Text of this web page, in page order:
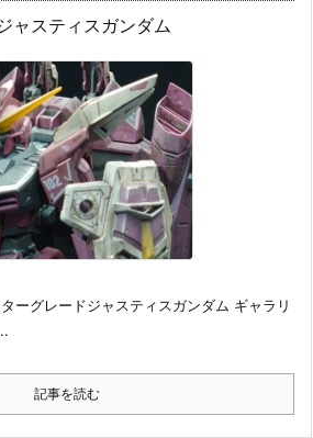
ャスティスガンダム
ーグレードジャスティスガンダム ギャラリ
記事を読む